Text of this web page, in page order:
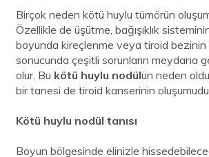
Birçok neden kötü huylu tümörün
Özellikle de üşütme, bağışıklık
boyunda kireçlenme veya tiroid bezinin
sonucunda çeşitli sorunların meydana
olur. Bu kötü huylu nodülün neden
bir tanesi de tiroid kanserinin
Kötü huylu nodül tanısı
Boyun bölgesinde elinizle